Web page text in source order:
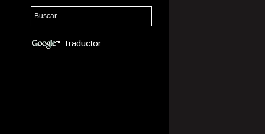
Traductor